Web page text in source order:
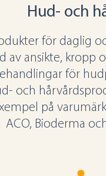
Hud- och
för daglig
av ansikte, kropp
för
och
på
ACO, Bioderma